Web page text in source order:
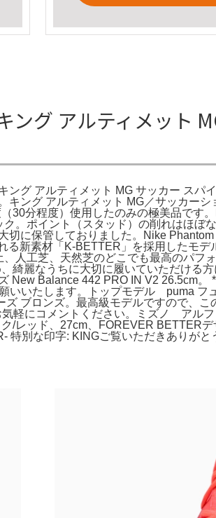
グ アルティメット
グ アルティメット MG サッカー スパ
ング アルティメット MG／サッカー
30分程度）使用したのみの極美品で
。ポイント（スタッド）の削れはほ
に保管しておりました。Nike
新素材「K-BETTER」を採用したモ
人工芝、天然芝のどこでも最高のパフ
綺麗なうちに大切に履いていただける
New Balance 442 PRO IN V2 26.5cm
いいたします。トップモデル puma フ
ブロンズ。最高級モデルですので、
気軽にコメントください。ミズノ
/レッド、27cm、FOREVER BETTER
特別な印字: KINGご覧いただきありが